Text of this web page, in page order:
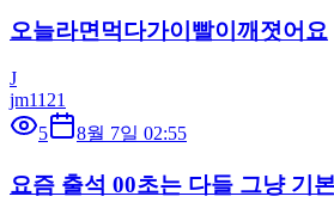
오늘라면먹다가이빨이깨졋어요
J
jm1121
5
8월 7일 02:55
요즘 출석 00초는 다들 그냥 기